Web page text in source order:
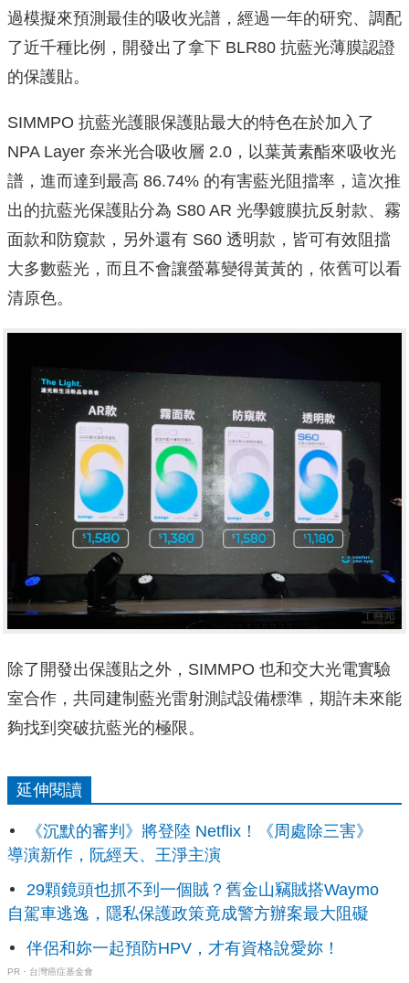
過模擬來預測最佳的吸收光譜，經過一年的研究、調配
了近千種比例，開發出了拿下 BLR80 抗藍光薄膜認證
的保護貼。
SIMMPO 抗藍光護眼保護貼最大的特色在於加入了
NPA Layer 奈米光合吸收層 2.0，以葉黃素酯來吸收光
譜，進而達到最高 86.74% 的有害藍光阻擋率，這次推
出的抗藍光保護貼分為 S80 AR 光學鍍膜抗反射款、霧
面款和防窺款，另外還有 S60 透明款，皆可有效阻擋
大多數藍光，而且不會讓螢幕變得黃黃的，依舊可以看
清原色。
除了開發出保護貼之外，SIMMPO 也和交大光電實驗
室合作，共同建制藍光雷射測試設備標準，期許未來能
夠找到突破抗藍光的極限。
延伸閱讀
《沉默的審判》將登陸 Netflix！《周處除三害》
導演新作，阮經天、王淨主演
29顆鏡頭也抓不到一個賊？舊金山竊賊搭Waymo
自駕車逃逸，隱私保護政策竟成警方辦案最大阻礙
伴侶和妳一起預防HPV，才有資格說愛妳！
PR・台灣癌症基金會